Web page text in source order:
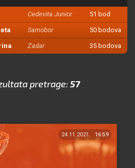
Cedevita Junior 51 bod
Samobor 50 bodova
Zadar 35 bodova
pretrage:57
24.11.2021. 16:59